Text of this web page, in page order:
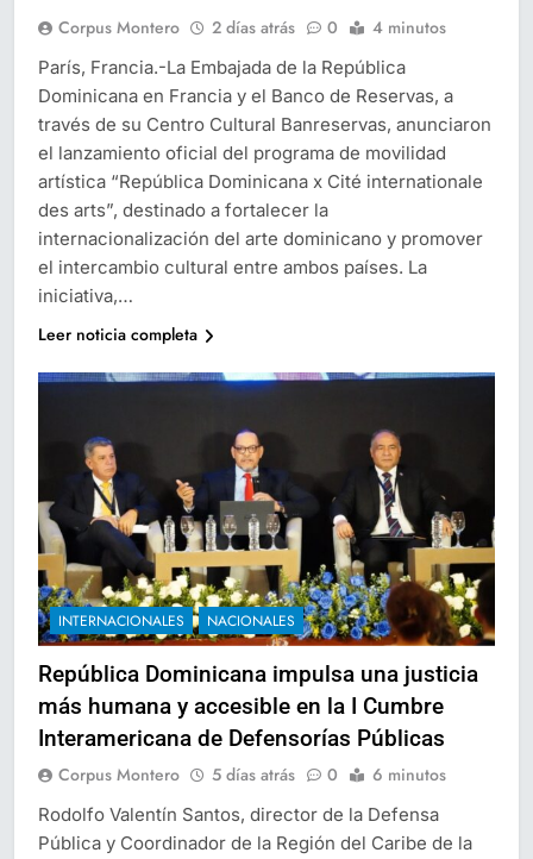
Corpus Montero 2 días atrás 0 4 minutos
París, Francia.-La Embajada de la República
Dominicana en Francia y el Banco de Reservas, a
través de su Centro Cultural Banreservas, anunciaron
el lanzamiento oficial del programa de movilidad
artística “República Dominicana x Cité internationale
des arts”, destinado a fortalecer la
internacionalización del arte dominicano y promover
el intercambio cultural entre ambos países. La
iniciativa,…
Leer noticia completa
INTERNACIONALES NACIONALES
República Dominicana impulsa una justicia
más humana y accesible en la I Cumbre
Interamericana de Defensorías Públicas
Corpus Montero 5 días atrás 0 6 minutos
Rodolfo Valentín Santos, director de la Defensa
Pública y Coordinador de la Región del Caribe de la